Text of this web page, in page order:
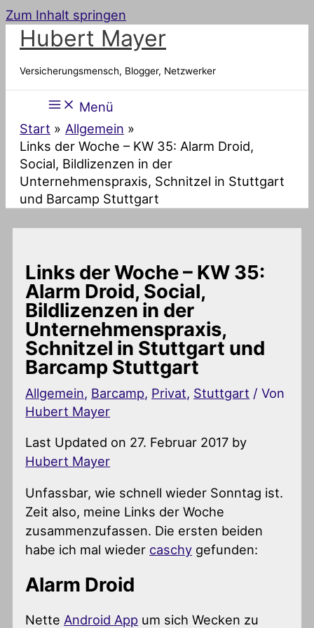
Zum Inhalt springen
Hubert Mayer
Versicherungsmensch, Blogger, Netzwerker
Menü
Start
Allgemein
Links der Woche – KW 35: Alarm Droid,
Social, Bildlizenzen in der
Unternehmenspraxis, Schnitzel in Stuttgart
und Barcamp Stuttgart
Links der Woche – KW 35:
Alarm Droid, Social,
Bildlizenzen in der
Unternehmenspraxis,
Schnitzel in Stuttgart und
Barcamp Stuttgart
Allgemein, Barcamp, Privat, Stuttgart / Von
Hubert Mayer
Last Updated on 27. Februar 2017 by
Hubert Mayer
Unfassbar, wie schnell wieder Sonntag ist.
Zeit also, meine Links der Woche
zusammenzufassen. Die ersten beiden
habe ich mal wieder caschy gefunden:
Alarm Droid
Nette Android App um sich Wecken zu